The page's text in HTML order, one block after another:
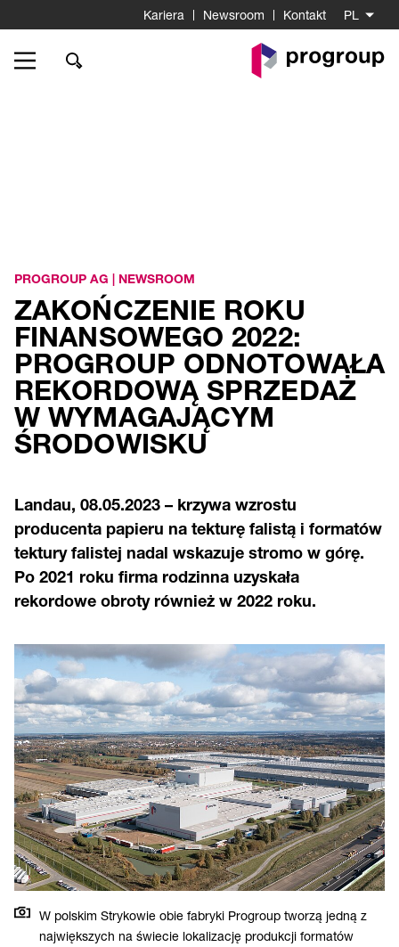
Kariera Newsroom Kontakt PL
Do
strony
PROGROUP AG | NEWSROOM
ZAKOŃCZENIE ROKU
FINANSOWEGO 2022:
PROGROUP ODNOTOWAŁA
REKORDOWĄ SPRZEDAŻ
W WYMAGAJĄCYM
ŚRODOWISKU
Landau, 08.05.2023 – krzywa wzrostu
producenta papieru na tekturę falistą i formatów
tektury falistej nadal wskazuje stromo w górę.
Po 2021 roku firma rodzinna uzyskała
rekordowe obroty również w 2022 roku.
W polskim Strykowie obie fabryki Progroup tworzą jedną z
największych na świecie lokalizację produkcji formatów